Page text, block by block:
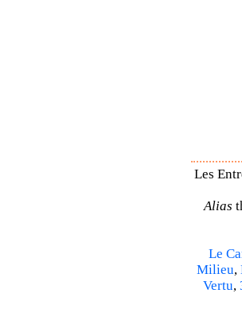
Les
Alias
Le
Milieu,
Vertu,